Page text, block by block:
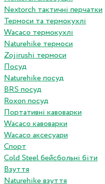
Nextorch тактичні перчатки
Термоси та термокухлі
Wacaco термокухлі
Naturehike термоси
Zojirushi термоси
Посуд
Naturehike посуд
BRS посуд
Roxon посуд
Портативні кавоварки
Wacaco кавоварки
Wacaco аксесуари
Спорт
Cold Steel бейсбольні біти
Взуття
Naturehike взуття